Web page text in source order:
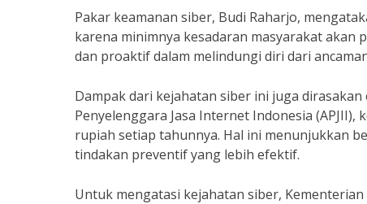
Pakar keamanan siber, Budi Raharjo,
karena minimnya kesadaran masyarakat akan
dan proaktif dalam melindungi diri dari
Dampak dari kejahatan siber ini juga
Penyelenggara Jasa Internet Indonesia
rupiah setiap tahunnya. Hal ini menunjukkan
tindakan preventif yang lebih efektif.
Untuk mengatasi kejahatan siber,